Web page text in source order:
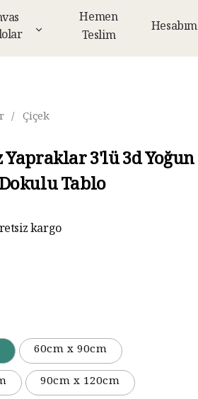
Hemen
Teslim
Hesabım
/ Çiçek
Yapraklar 3'lü 3d Yoğun
Tablo
kargo
60cm x 90cm
90cm x 120cm